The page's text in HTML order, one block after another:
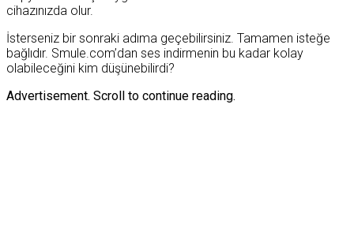
cihazınızda olur.
İsterseniz bir sonraki adıma geçebilirsiniz. Tamamen isteğe
bağlıdır. Smule.com’dan ses indirmenin bu kadar kolay
olabileceğini kim düşünebilirdi?
Advertisement. Scroll to continue reading.